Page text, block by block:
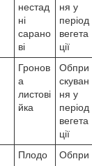
нестад
ні
сарано
ві
ня у
період
вегета
ції
Гронов
а
листові
йка
Обпри
скуван
ня у
період
вегета
ції
Плодо
Обпри